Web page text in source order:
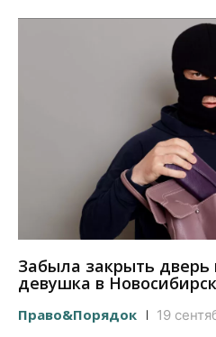
Забыла закрыть
девушка в
Право&Порядок 19